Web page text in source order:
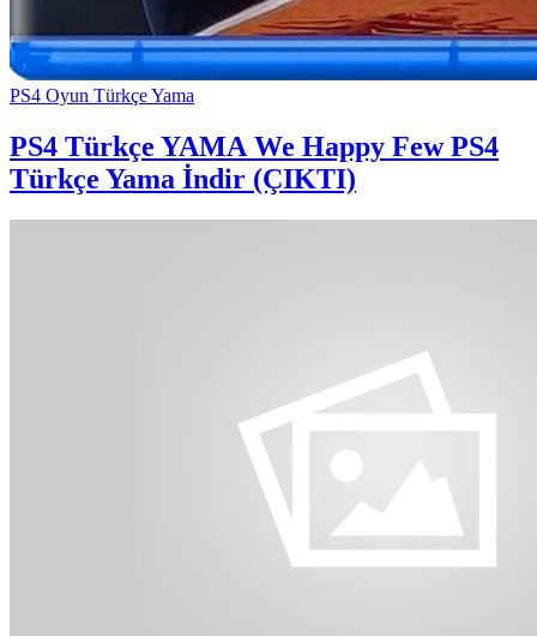
PS4 Oyun Türkçe Yama
PS4 Türkçe YAMA We Happy Few PS4
Türkçe Yama İndir (ÇIKTI)